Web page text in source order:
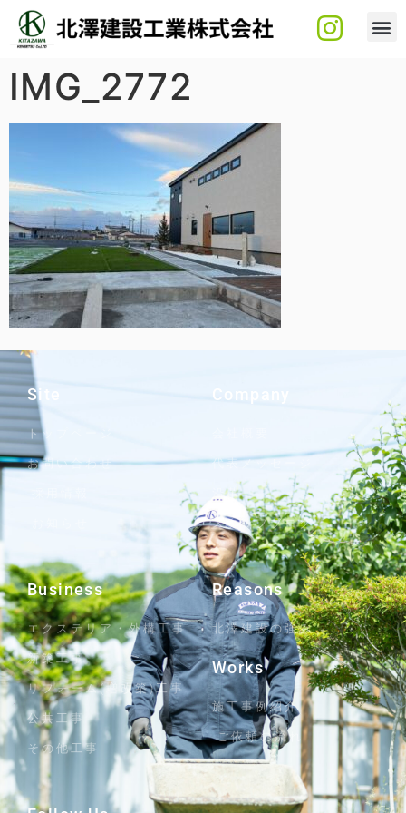
IMG_2772
Site
トップページ
お問い合わせ
Company
代表メッセージ
沿革
スタッフブログ
Business
エクステリア・外構工事
新築工事
リフォーム(増改築)工事
公共工事
その他工事
Reasons
北澤建設の強み
Works
施工事例紹介
ご依頼の流れ